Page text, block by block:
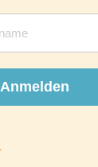
Anmelden